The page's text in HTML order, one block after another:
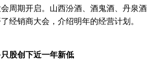
周期开启。山西汾酒、酒鬼酒、丹泉酒
经销商大会，介绍明年的经营计划。
股创下近一年新低